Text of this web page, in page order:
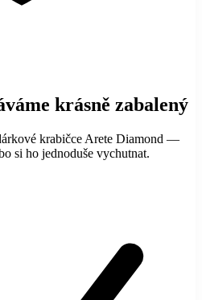
krásně zabalený
krabičce Arete Diamond —
si ho jednoduše vychutnat.